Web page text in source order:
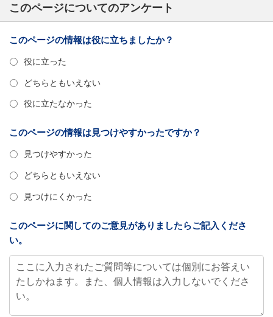
このページについてのアンケート
このページの情報は役に立ちましたか？
役に立った
どちらともいえない
役に立たなかった
このページの情報は見つけやすかったですか？
見つけやすかった
どちらともいえない
見つけにくかった
このページに関してのご意見がありましたらご記入くださ
い。